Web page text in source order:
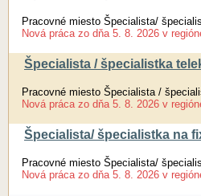
Pracovné miesto Špecialista/
Nová práca zo dňa 5. 8. 2026 v
Špecialista / špecialistka
Pracovné miesto Špecialista /
Nová práca zo dňa 5. 8. 2026 v
Špecialista/ špecialistka na
Pracovné miesto Špecialista/
Nová práca zo dňa 5. 8. 2026 v